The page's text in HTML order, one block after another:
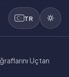
TR
Uçtan